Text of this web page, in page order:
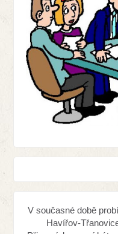
V současné době
Havířov-